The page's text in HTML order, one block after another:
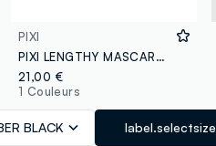
PIXI
PIXI LENGTHY MASCARA FIBRES NOIR
21,00 €
1 Couleurs
BLACK label.selectsize